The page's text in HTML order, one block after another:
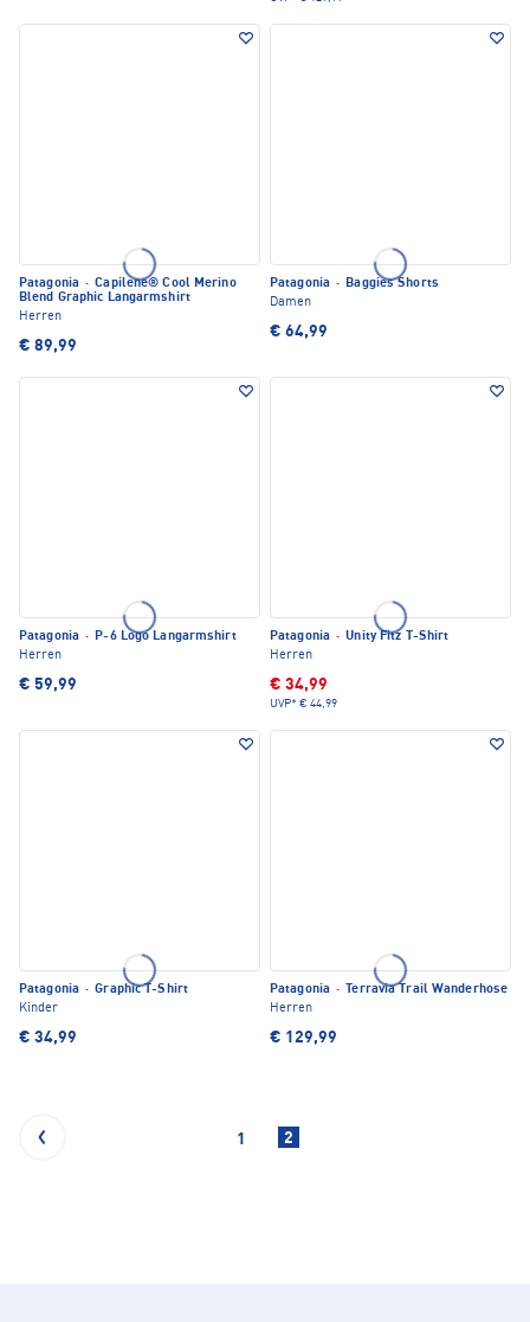
Patagonia · Capilene® Cool Merino
Blend Graphic Langarmshirt
Herren
€ 89,99
Patagonia · Baggies Shorts
Damen
€ 64,99
Patagonia · P-6 Logo Langarmshirt
Herren
€ 59,99
Patagonia · Unity Fitz T-Shirt
Herren
€ 34,99
UVP* € 44,99
Patagonia · Graphic T-Shirt
Kinder
€ 34,99
Patagonia ·
Terravia Trail Wanderhose
Herren
€ 129,99
1 2